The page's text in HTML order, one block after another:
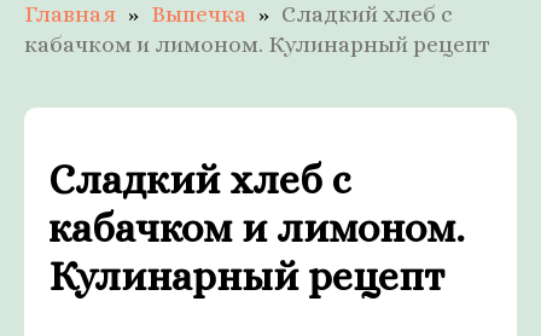
Главная Выпечка
Сладкий хлеб с
кабачком и лимоном. Кулинарный рецепт
Сладкий хлеб с
кабачком и лимоном.
Кулинарный рецепт